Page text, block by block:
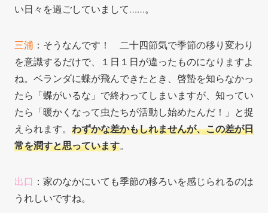
い日々を過ごしてい まして……。
三浦 ：そうなんです！ 二十四節気で季節の移り変わり
を意識するだけで、１日１日が違ったものになりますよ
ね。ベランダに蝶が飛んできたとき、啓蟄を知らなかっ
たら「蝶がいるな」で終わってしまいますが、知ってい
たら「暖かくなって虫たちが活動し始めたんだ！」と捉
えられます。 わずかな差かもしれませんが、この差が日
常を潤すと思っています。
出口 ：家のなかにいても季節の移ろいを感じられるのは
うれしいですね。